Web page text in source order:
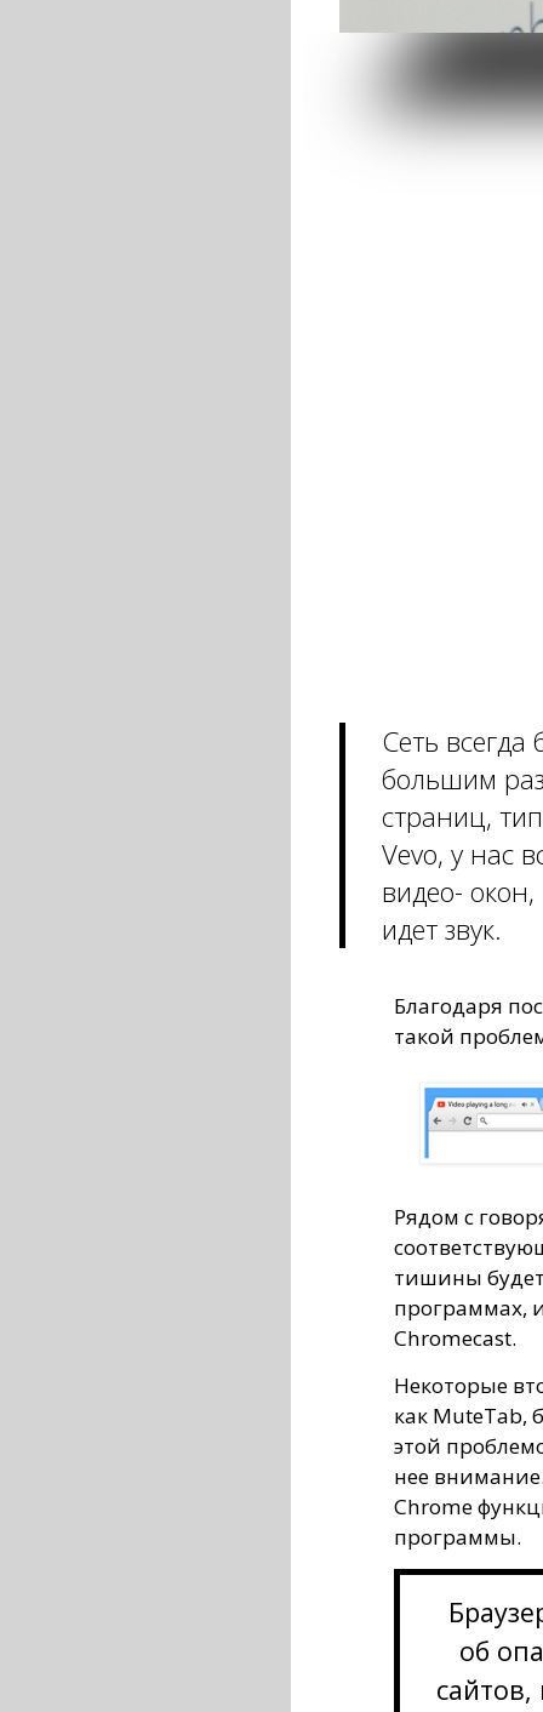
Сеть
большим
страниц,
Vevo, у нас
видео-
идет звук.
Благодаря
такой
Рядом с
тишины
программах,
Chromecast.
Некоторые
как MuteTab,
этой
нее
Chrome
программы.
об
сайтов,